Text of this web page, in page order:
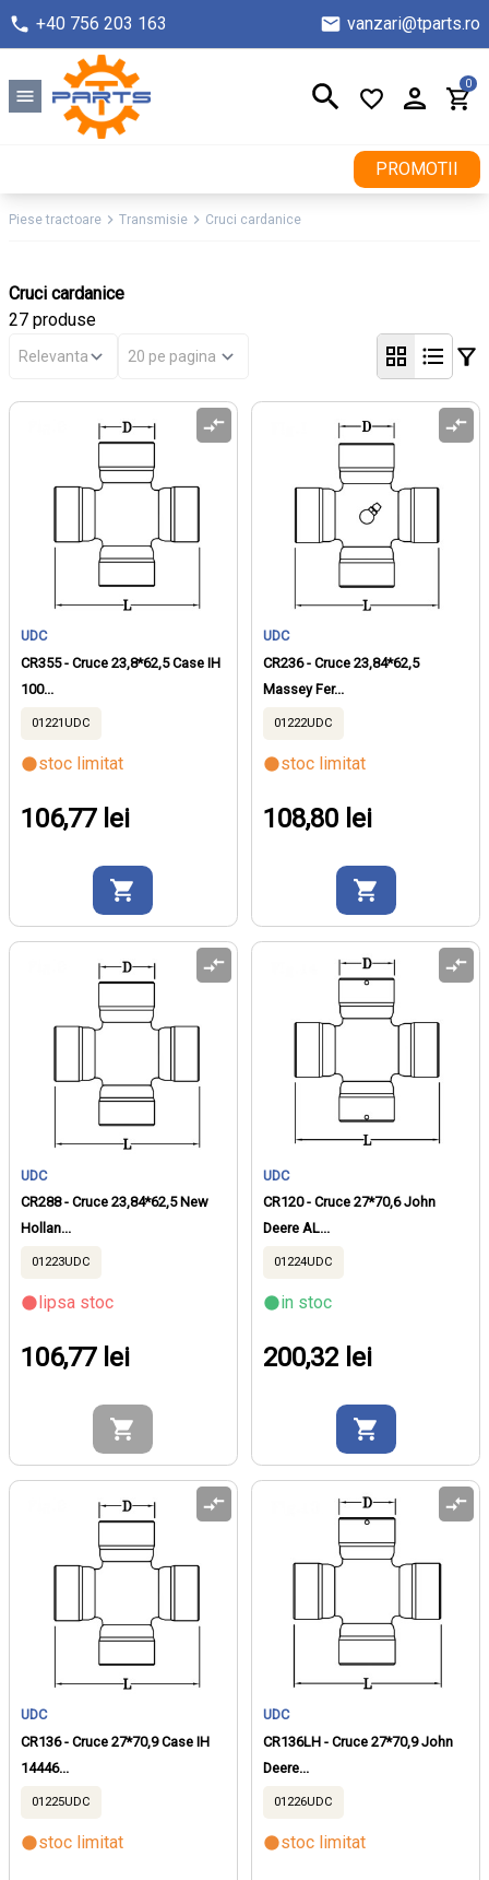
+40 756 203 163 vanzari@tparts.ro
0
PROMOTII
Piese tractoare Transmisie Cruci cardanice
Cruci cardanice
27 produse
UDC
CR355 - Cruce 23,8*62,5 Case IH
100...
01221UDC
stoc limitat
106,77 lei
UDC
CR236 - Cruce 23,84*62,5
Massey Fer...
01222UDC
stoc limitat
108,80 lei
UDC
CR288 - Cruce 23,84*62,5 New
Hollan...
01223UDC
lipsa stoc
106,77 lei
UDC
CR120 - Cruce 27*70,6 John
Deere AL...
01224UDC
in stoc
200,32 lei
UDC
CR136 - Cruce 27*70,9 Case IH
14446...
01225UDC
stoc limitat
UDC
CR136LH - Cruce 27*70,9 John
Deere...
01226UDC
stoc limitat